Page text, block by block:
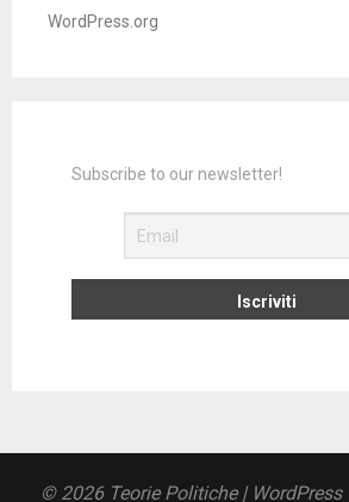
WordPress.org
Subscribe to our newsletter!
© 2026 Teorie Politiche |